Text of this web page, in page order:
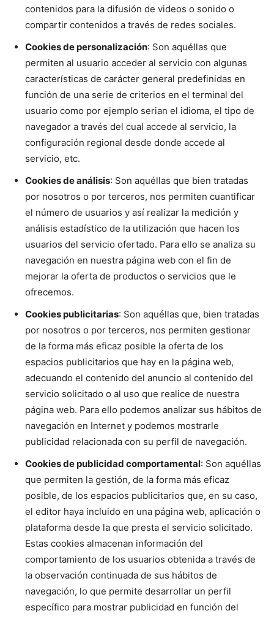
contenidos para la difusión de videos o sonido o
compartir contenidos a través de redes sociales.
Cookies de personalización: Son aquéllas que
permiten al usuario acceder al servicio con algunas
características de carácter general predefinidas en
función de una serie de criterios en el terminal del
usuario como por ejemplo serian el idioma, el tipo de
navegador a través del cual accede al servicio, la
configuración regional desde donde accede al
servicio, etc.
Cookies de análisis: Son aquéllas que bien tratadas
por nosotros o por terceros, nos permiten cuantificar
el número de usuarios y así realizar la medición y
análisis estadístico de la utilización que hacen los
usuarios del servicio ofertado. Para ello se analiza su
navegación en nuestra página web con el fin de
mejorar la oferta de productos o servicios que le
ofrecemos.
Cookies publicitarias: Son aquéllas que, bien tratadas
por nosotros o por terceros, nos permiten gestionar
de la forma más eficaz posible la oferta de los
espacios publicitarios que hay en la página web,
adecuando el contenido del anuncio al contenido del
servicio solicitado o al uso que realice de nuestra
página web. Para ello podemos analizar sus hábitos de
navegación en Internet y podemos mostrarle
publicidad relacionada con su perfil de navegación.
Cookies de publicidad comportamental: Son aquéllas
que permiten la gestión, de la forma más eficaz
posible, de los espacios publicitarios que, en su caso,
el editor haya incluido en una página web, aplicación o
plataforma desde la que presta el servicio solicitado.
Estas cookies almacenan información del
comportamiento de los usuarios obtenida a través de
la observación continuada de sus hábitos de
navegación, lo que permite desarrollar un perfil
específico para mostrar publicidad en función del